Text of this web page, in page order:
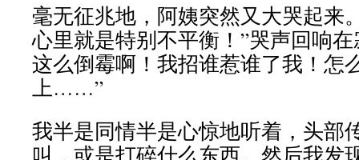
毫无征兆地，阿姨突然又大哭起
心里就是特别不平衡！”哭声回响
这么倒霉啊！我招谁惹谁了我！怎
上……”
我半是同情半是心惊地听着，头部
叫，或是打碎什么东西。然后我发